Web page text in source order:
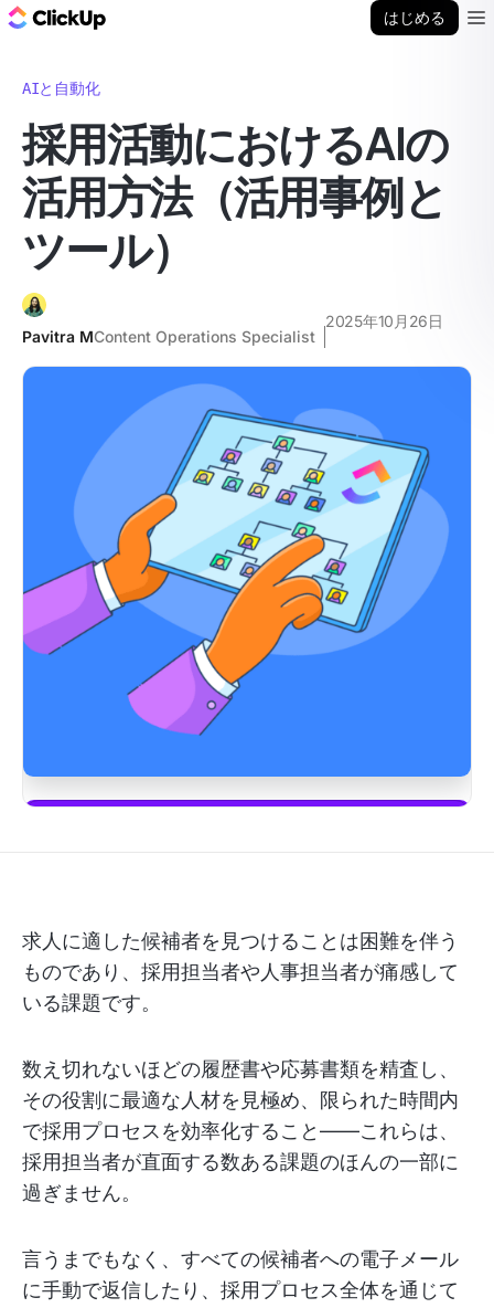
はじめる
AIと自動化
採用活動におけるAIの
活用方法（活用事例と
ツール）
Pavitra MContent Operations Specialist
2025年10月26日
求人に適した候補者を見つけることは困難を伴う
ものであり、採用担当者や人事担当者が痛感して
いる課題です。
数え切れないほどの履歴書や応募書類を精査し、
その役割に最適な人材を見極め、限られた時間内
で採用プロセスを効率化すること――これらは、
採用担当者が直面する数ある課題のほんの一部に
過ぎません。
言うまでもなく、すべての候補者への電子メール
に手動で返信したり、採用プロセス全体を通じて